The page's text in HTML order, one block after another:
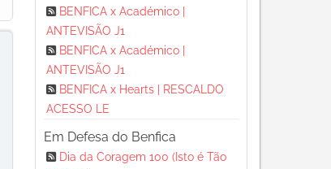
BENFICA x Académico |
ANTEVISÃO J1
BENFICA x Académico |
ANTEVISÃO J1
BENFICA x Hearts | RESCALDO
ACESSO LE
Em Defesa do Benfica
Dia da Coragem 100 (Isto é Tão